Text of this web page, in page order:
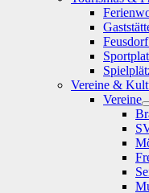
Vereine &
Vereine